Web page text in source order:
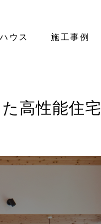
ウス 施工事例
高性能住宅